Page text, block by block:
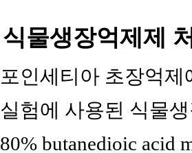
식물생장억제제
포인세티아 초장억
실험에 사용된 식물
80% butanedioic acid